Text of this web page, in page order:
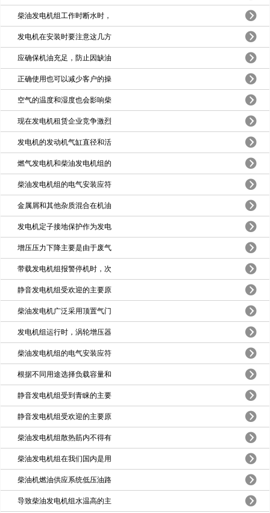
柴油发电机组工作时断水时，
发电机在安装时要注意这几方
应确保机油充足，防止因缺油
正确使用也可以减少客户的操
空气的温度和湿度也会影响柴
现在发电机租赁企业竞争激烈
发电机的发动机气缸直径和活
燃气发电机和柴油发电机组的
柴油发电机组的电气安装应符
金属屑和其他杂质混合在机油
发电机定子接地保护作为发电
增压压力下降主要是由于废气
带载发电机组报警停机时，次
静音发电机组受欢迎的主要原
柴油发电机广泛采用顶置气门
发电机组运行时，涡轮增压器
柴油发电机组的电气安装应符
根据不同用途选择负载容量和
静音发电机组受到青睐的主要
静音发电机组受欢迎的主要原
柴油发电机组散热筋内不得有
柴油发电机组在我们国内是用
柴油机燃油供应系统低压油路
导致柴油发电机组水温高的主